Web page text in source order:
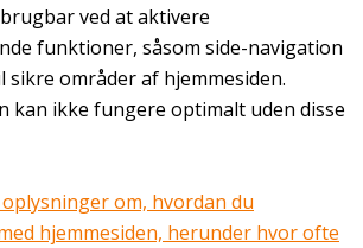
ved at aktivere
funktioner, såsom side-navigation
sikre områder af hjemmesiden.
kan ikke fungere optimalt uden disse
om, hvordan du
hjemmesiden, herunder hvor ofte